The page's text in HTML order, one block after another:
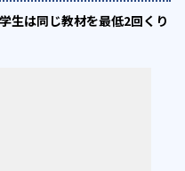
生は同じ教材を最低2回くり